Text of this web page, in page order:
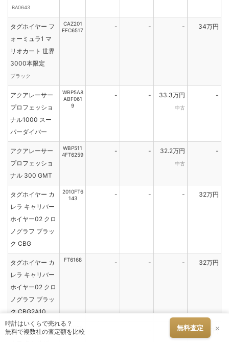
.BA0643
タグホイヤー フ
ォーミュラ1 マ
リオカート 世界
3000本限定
ブラック
CAZ201
EFC6517
- - - 34万円
アクアレーサー
プロフェッショ
ナル1000 スー
パーダイバー
WBP5A8
ABF061
9
- - 33.3万円
中古
-
アクアレーサー
プロフェッショ
ナル 300 GMT
WBP511
4FT6259
- - 32.2万円
中古
-
タグホイヤー カ
レラ キャリバー
ホイヤー02 クロ
ノグラフ ブラッ
ク CBG
2010FT6
143
- - - 32万円
タグホイヤー カ
レラ キャリバー
ホイヤー02 クロ
ノグラフ ブラッ
ク CBG2A10.
FT6168 - - - 32万円
タグホイヤー モ
2111FC6
183
- 32万円
時計はいくらで売れる？
無料で複数社の査定額を比較
無料査定 ×